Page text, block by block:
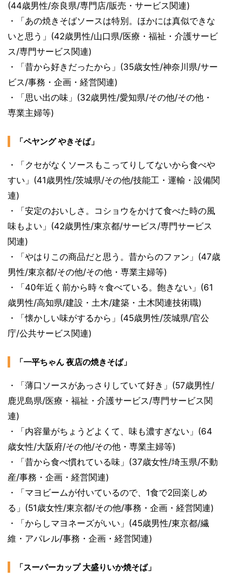
(44歳男性/奈良県/専門店/販売・サービス関連)
・「あの焼きそばソースは特別。ほかには真似できな
いと思う」(42歳男性/山口県/医療・福祉・介護サービ
ス/専門サービス関連)
・「昔から好きだったから」(35歳女性/神奈川県/サー
ビス/事務・企画・経営関連)
・「思い出の味」(32歳男性/愛知県/その他/その他・
専業主婦等)
「ペヤング やきそば」
・「クセがなくソースもこってりしてないから食べや
すい」(41歳男性/茨城県/その他/技能工・運輸・設備関
連)
・「安定のおいしさ。コショウをかけて食べた時の風
味もよい」(42歳男性/東京都/サービス/専門サービス
関連)
・「やはりこの商品だと思う。昔からのファン」(47歳
男性/東京都/その他/その他・専業主婦等)
・「40年近く前から時々食べている。飽きない」(61
歳男性/高知県/建設・土木/建築・土木関連技術職)
・「懐かしい味がするから」(45歳男性/茨城県/官公
庁/公共サービス関連)
「一平ちゃん 夜店の焼きそば」
・「薄口ソースがあっさりしていて好き」(57歳男性/
鹿児島県/医療・福祉・介護サービス/専門サービス関
連)
・「内容量がちょうどよくて、味も濃すぎない」(64
歳女性/大阪府/その他/その他・専業主婦等)
・「昔から食べ慣れている味」(37歳女性/埼玉県/不動
産/事務・企画・経営関連)
・「マヨビームが付いているので、1食で2回楽しめ
る」(51歳女性/東京都/その他/事務・企画・経営関連)
・「からしマヨネーズがいい」(45歳男性/東京都/繊
維・アパレル/事務・企画・経営関連)
「スーパーカップ 大盛りいか焼そば」